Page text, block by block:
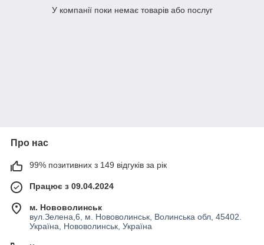
У компанії поки немає товарів або послуг
Про нас
99% позитивних з 149 відгуків за рік
Працює з 09.04.2024
м. Нововолинськ
вул.Зелена,6, м. Нововолинськ, Волинська обл, 45402.
Україна, Нововолинськ, Україна